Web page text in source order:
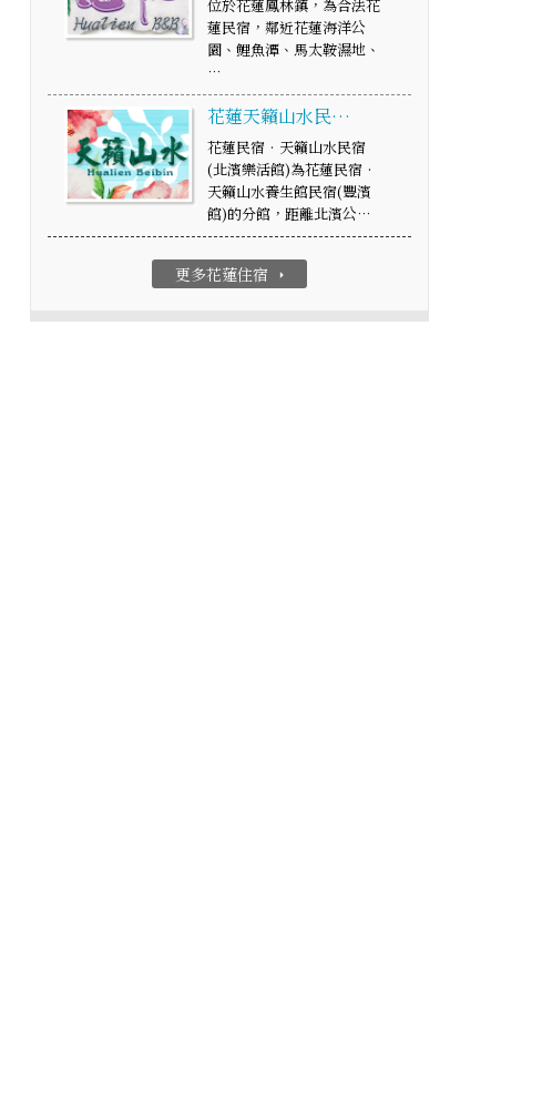
位於花蓮鳳林鎮，為合法花
蓮民宿，鄰近花蓮海洋公
園、鯉魚潭、馬太鞍濕地、
…
花蓮天籟山水民…
花蓮民宿‧天籟山水民宿
(北濱樂活館)為花蓮民宿‧
天籟山水養生館民宿(豐濱
館)的分館，距離北濱公…
更多花蓮住宿 arrow_right